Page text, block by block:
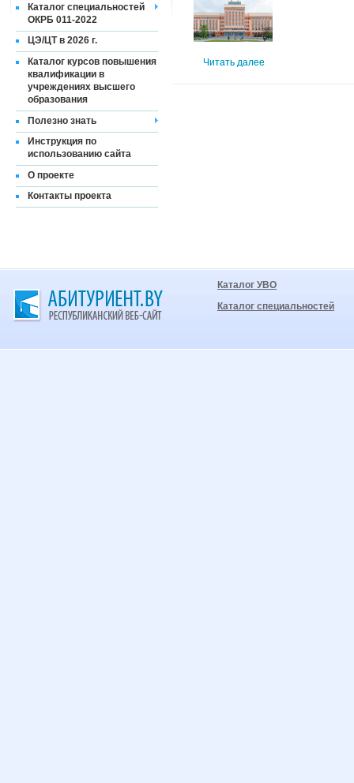
Каталог специальностей
ОКРБ 011-2022
ЦЭ/ЦТ в 2026 г.
Каталог курсов повышения
квалификации в
учреждениях высшего
образования
Полезно знать
Инструкция по
использованию сайта
О проекте
Контакты проекта
Читать далее
Каталог УВО
Каталог специальностей